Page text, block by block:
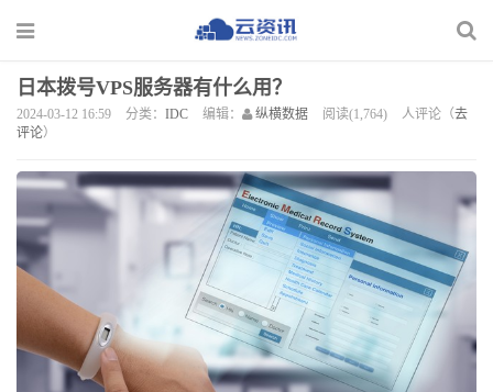
日本拨号VPS服务器有什么用？
2024-03-12 16:59 分类： IDC 编辑： 纵横数据 阅读(1,764) 人评论（去
评论）